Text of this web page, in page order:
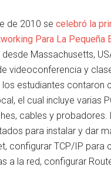
de 2010 secelebró la
Para La Pequeña
Massachusetts,
videoconferencia y
los estudiantes contaron
el cual incluye varias
cables y probadores.
para instalar y dar
configurar TCP/IP para
a la red, configurar